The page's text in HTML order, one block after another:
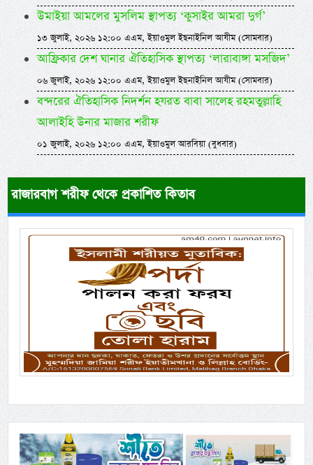
উমাইয়া আমলের মুসলিম স্থাপত্য ‘কুসাইর আমরা দুর্গ’
১৩ জুলাই, ২০২৬ ১২:০০ এএম, ইয়াওমুল ইছনাইনিল আযীম (সোমবার)
আফ্রিকার দেশ ঘানার ঐতিহাসিক স্থাপত্য ‘লারাবাঙ্গা মসজিদ’
০৬ জুলাই, ২০২৬ ১২:০০ এএম, ইয়াওমুল ইছনাইনিল আযীম (সোমবার)
বন্দরের ঐতিহাসিক নিদর্শন হযরত বাবা সালেহ রহমতুল্লাহি
আলাইহি উনার মাজার শরীফ
০১ জুলাই, ২০২৬ ১২:০০ এএম, ইয়াওমুল আরবিয়া (বুধবার)
রাজারবাগ শরীফ থেকে প্রকাশিত কিতাব